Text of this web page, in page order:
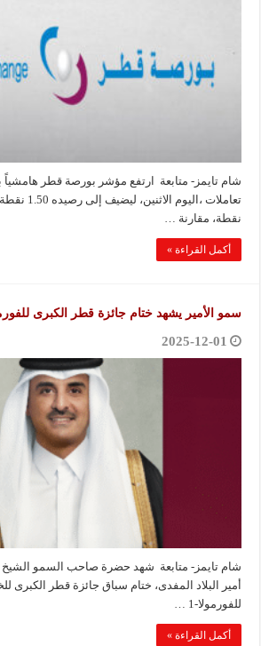
نقطة، مقارنة …
أكمل القراءة »
سمو الأمير يشهد ختام جائزة قطر الكبرى
2025-12-01
شام تايمز- متابعة شهد حضرة صاحب السمو الشيخ
أمير البلاد المفدى، ختام سباق جائزة قطر الكبرى
للفورمولا-1 …
أكمل القراءة »